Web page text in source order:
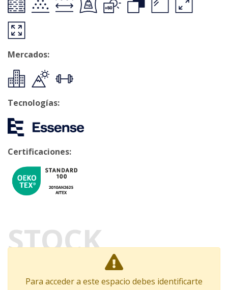
Mercados:
Tecnologías:
Certificaciones:
STOCK
Para acceder a este espacio debes identificarte